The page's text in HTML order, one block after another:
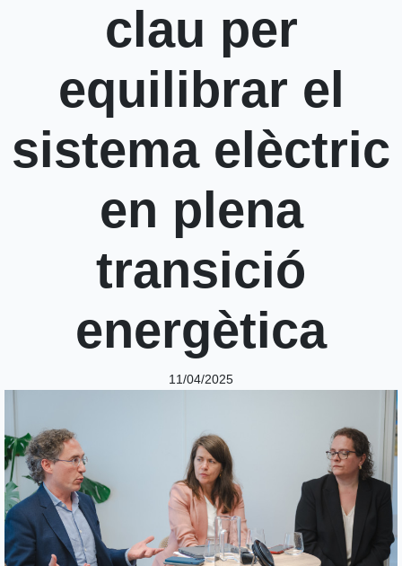
clau per
equilibrar el
sistema elèctric
en plena
transició
energètica
11/04/2025